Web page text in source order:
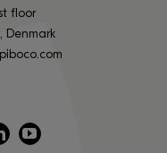
floor
Denmark